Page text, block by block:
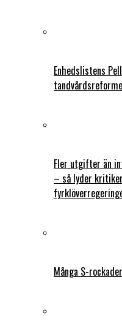
Enhedslistens
Fler utgifter än
– så lyder
Många S-